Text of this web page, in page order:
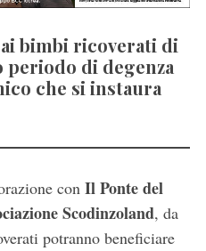
bimbi ricoverati di
di degenza
che si instaura
con Il Ponte del
Scodinzoland, da
potranno beneficiare